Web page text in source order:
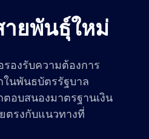
ายพันธุ์ใหม่
รองรับความต้องการ
นพันธบัตรรัฐบาล
อบสนองมาตรฐานเงิน
ตรงกับแนวทางที่